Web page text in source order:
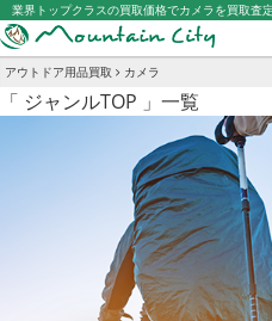
業界トップクラスの買取価格でカメラを買取査
アウトドア用品買取 カメラ
「 ジャンルTOP 」一覧